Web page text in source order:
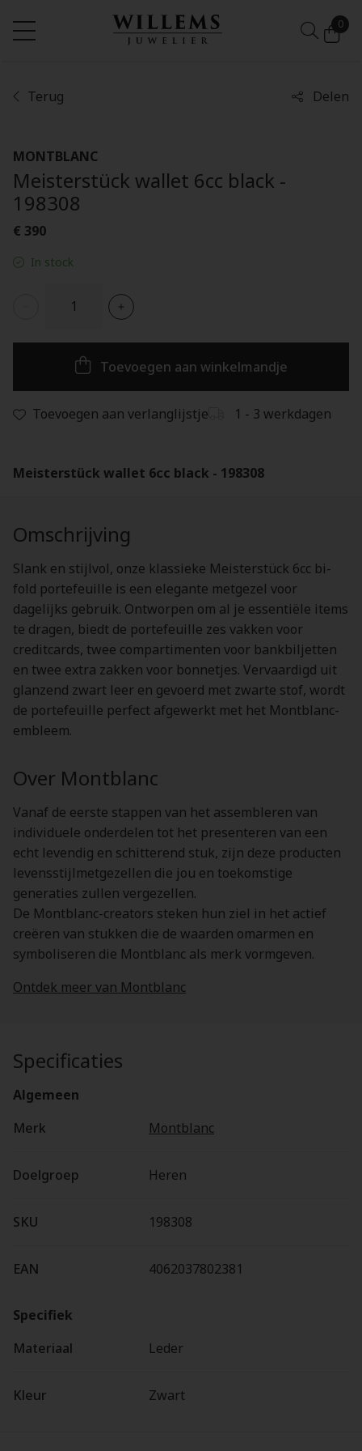
0
Terug Delen
MONTBLANC
Meisterstück wallet 6cc black -
198308
€ 390
In stock
Toevoegen aan winkelmandje
Toevoegen aan verlanglijstje 1 - 3 werkdagen
Meisterstück wallet 6cc black - 198308
Omschrijving
Slank en stijlvol, onze klassieke Meisterstück 6cc bi-
fold portefeuille is een elegante metgezel voor
dagelijks gebruik. Ontworpen om al je essentiële items
te dragen, biedt de portefeuille zes vakken voor
creditcards, twee compartimenten voor bankbiljetten
en twee extra zakken voor bonnetjes. Vervaardigd uit
glanzend zwart leer en gevoerd met zwarte stof, wordt
de portefeuille perfect afgewerkt met het Montblanc-
embleem.
Over Montblanc
Vanaf de eerste stappen van het assembleren van
individuele onderdelen tot het presenteren van een
echt levendig en schitterend stuk, zijn deze producten
levensstijlmetgezellen die jou en toekomstige
generaties zullen vergezellen.
De Montblanc-creators steken hun ziel in het actief
creëren van stukken die de waarden omarmen en
symboliseren die Montblanc als merk vormgeven.
Ontdek meer van Montblanc
Specificaties
Algemeen
Merk
Montblanc
Doelgroep Heren
SKU 198308
EAN 4062037802381
Specifiek
Materiaal
Leder
Kleur Zwart